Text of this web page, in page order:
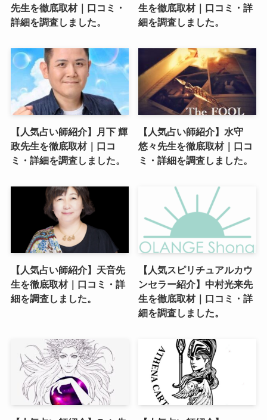
先生を徹底取材｜口コミ・
詳細を調査しました。
生を徹底取材｜口コミ・詳
細を調査しました。
【人気占い師紹介】月下 輝
政先生を徹底取材｜口コ
ミ・詳細を調査しました。
【人気占い師紹介】水守
悠々先生を徹底取材｜口コ
ミ・詳細を調査しました。
【人気占い師紹介】天音先
生を徹底取材｜口コミ・詳
細を調査しました。
【人気スピリチュアルカウ
ンセラー紹介】中村光来先
生を徹底取材｜口コミ・詳
細を調査しました。